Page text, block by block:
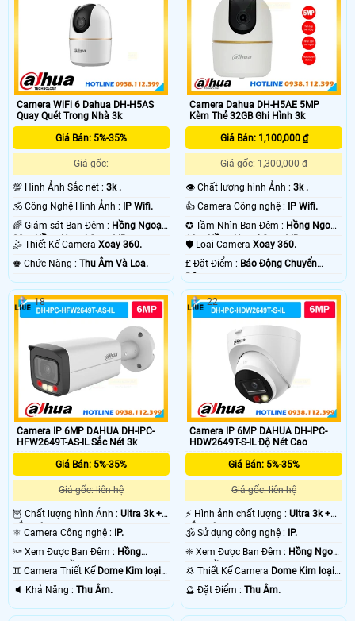
Camera WiFi 6 Dahua DH-H5AS
Quay Quét Trong Nhà 3k
Giá Bán: 5%-35%
Giá gốc:
💯 Hình Ảnh Sắc nét : 3k .
🕉️ Công Nghệ Hình Ảnh :
IP Wifi.
🌈 Giám sát Ban Đêm : Hồng Ngoại
20m Hồng Ngoại Smart IR.
🤹 Thiết Kế Camera Xoay 360.
️♚ Chức Năng : Thu Âm Và Loa.
Camera Dahua DH-H5AE 5MP
Kèm Thẻ 32GB Ghi Hình 3k
Giá Bán: 1,100,000 ₫
Giá gốc: 1,300,000 ₫
👁 Chất lượng hình Ảnh :3k .
👍 Camera Công nghệ :
IP Wifi.
✪ Tầm Nhìn Ban Đêm : Hồng Ngoại
10m Hồng Ngoại Smart IR.
🛡 Loại CameraXoay 360.
️₤ Đặt Điểm : Báo Động Chuyển
Camera IP 6MP DAHUA DH-IPC-
HFW2649T-AS-IL Sắc Nét 3k
Giá Bán: 5%-35%
Giá gốc: liên hệ
🦉 Chất lượng hình Ảnh : Ultra 3k +
Sắc Nét .
⚛️ Camera Công nghệ : IP.
🔦 Xem Được Ban Đêm : Hồng
Ngoại 10m Hồng Ngoại SMD.
♊ Camera Thiết Kế Dome Kim loại +
Nhựa.
️🔈 Khả Năng : Thu Âm.
18
Camera IP 6MP DAHUA DH-IPC-
HDW2649T-S-IL Độ Nét Cao
Giá Bán: 5%-35%
Giá gốc: liên hệ
️⚡ Hình ảnh chất lượng :Ultra 3k +
Sắc Nét .
🕉️ Sử dụng công nghệ : IP.
❈ Xem Được Ban Đêm : Hồng Ngoại
10m Hồng Ngoại SMD.
💢 Thiết Kế Camera Dome Kim loại
+ Nhựa.
️🔮 Đặt Điểm :Thu Âm.
22